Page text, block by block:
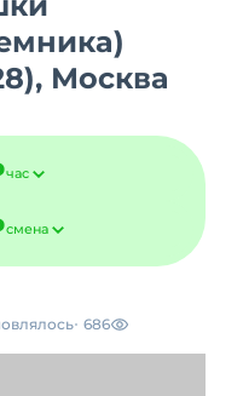
Москва
час
смена
686